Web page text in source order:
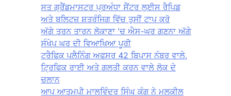
ਸਤ ਗ੍ਰੈਂਡਮਾਸਟਰ ਪ੍ਰਅੰਧਾ ਸੈਂਟਰ ਲੁਈਸ ਰੈਪਿਡ
ਅਤੇ ਬਲਿਟਜ਼ ਸ਼ਤਰੰਜਿਗ ਵਿੱਚ ਤੁਸੀਂ ਟਾਪ ਕਰੋ
ਅੱਗੇ ਤਰਨ ਤਾਰਨ ਲੋਕਾਣਾ 'ਚ ਐਸ-ਘਰ ਗਣਨਾ ਅੱਗੇ
ਸੰਖੇਪ ਘਰ ਦੀ ਵਿਆਖਿਆ ਪੂਰੀ
ਟਰੈਫਿਕ ਪਲੈਨਿੰਗ ਅਫਸਰ 42 ਬਿਪਾਸ ਨੰਬਰ ਵਾਲੇ,
ਟ੍ਰਿਫਿਕ ਰਾਈ ਅਤੇ ਗਲਤੀ ਕਰਨ ਵਾਲੇ ਲੋਕ ਦੇ
ਚਲਾਨ
ਆਪ ਆਤਮਪੀ ਮਾਲਵਿੰਦਰ ਸਿੰਘ ਕੰਗ ਨੇ ਮਲਕੀਲ